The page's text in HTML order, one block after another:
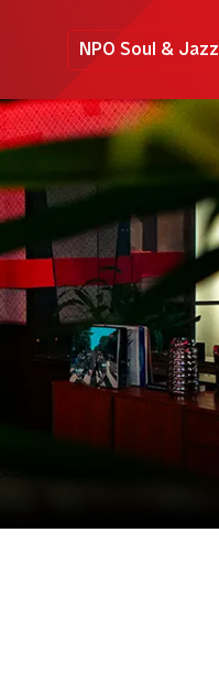
NPO Soul & Jazz